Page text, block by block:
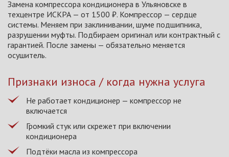
Замена компрессора кондиционера в Ульяновске в
техцентре ИСКРА — от 1500 ₽. Компрессор — сердце
системы. Меняем при заклинивании, шуме подшипника,
разрушении муфты. Подбираем оригинал или контрактный с
гарантией. После замены — обязательно меняется
осушитель.
Признаки износа / когда нужна услуга
Не работает кондиционер — компрессор не
включается
Громкий стук или скрежет при включении
кондиционера
Подтёки масла из компрессора